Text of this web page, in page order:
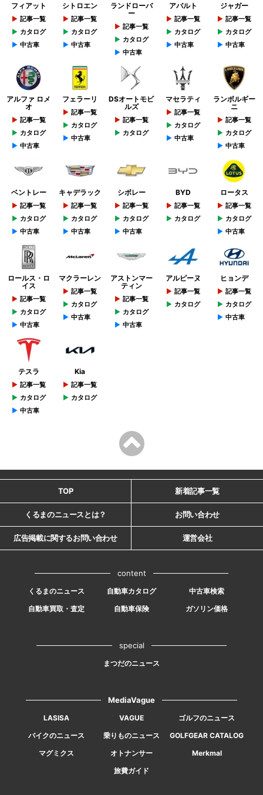
フィアット
記事一覧
カタログ
中古車
シトロエン
記事一覧
カタログ
中古車
ランドローバ
ー
記事一覧
カタログ
中古車
アバルト
記事一覧
カタログ
中古車
ジャガー
記事一覧
カタログ
中古車
アルファ ロメ
オ
記事一覧
カタログ
中古車
フェラーリ
記事一覧
カタログ
中古車
DSオートモビ
ルズ
記事一覧
カタログ
マセラティ
記事一覧
カタログ
中古車
ランボルギー
ニ
記事一覧
カタログ
中古車
ベントレー
記事一覧
カタログ
中古車
キャデラック
記事一覧
カタログ
中古車
シボレー
記事一覧
カタログ
中古車
BYD
記事一覧
カタログ
ロータス
記事一覧
カタログ
中古車
ロールス・ロ
イス
記事一覧
カタログ
中古車
マクラーレン
記事一覧
カタログ
中古車
アストンマー
ティン
記事一覧
カタログ
中古車
アルピーヌ
記事一覧
カタログ
ヒョンデ
記事一覧
カタログ
中古車
テスラ
記事一覧
カタログ
中古車
Kia
記事一覧
カタログ
TOP 新着記事一覧
くるまのニュースとは？ お問い合わせ
広告掲載に関するお問い合わせ 運営会社
content
くるまのニュース 自動車カタログ
中古車検索
自動車買取・査定
自動車保険 ガソリン価格
special
まつだのニュース
MediaVague
LASISA VAGUE
ゴルフのニュース
バイクのニュース
乗りものニュース
GOLFGEAR CATALOG
マグミクス
オトナンサー
Merkmal
旅費ガイド